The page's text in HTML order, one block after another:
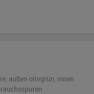
außen olivgrün, innen